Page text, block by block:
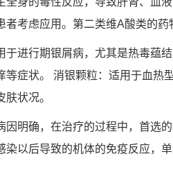
考虑应用。第二类维A酸类的药
于进行期银屑病，尤其是热毒蕴
等症状。 消银颗粒：适用于血热
状况。
因明确，在治疗的过程中，首选
染以后导致的机体的免疫反应，